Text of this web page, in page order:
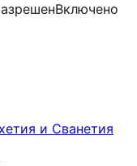
Включено
и Сванетия